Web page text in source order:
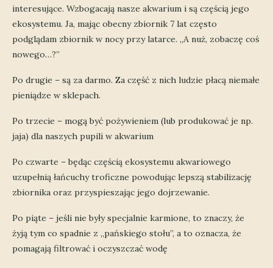
interesujące. Wzbogacają nasze akwarium i są częścią jego
ekosystemu. Ja, mając obecny zbiornik 7 lat często
podglądam zbiornik w nocy przy latarce. „A nuż, zobaczę coś
nowego…?”
Po drugie – są za darmo. Za część z nich ludzie płacą niemałe
pieniądze w sklepach.
Po trzecie – mogą być pożywieniem (lub produkować je np.
jaja) dla naszych pupili w akwarium
Po czwarte – będąc częścią ekosystemu akwariowego
uzupełnią łańcuchy troficzne powodując lepszą stabilizację
zbiornika oraz przyspieszając jego dojrzewanie.
Po piąte – jeśli nie były specjalnie karmione, to znaczy, że
żyją tym co spadnie z „pańskiego stołu”, a to oznacza, że
pomagają filtrować i oczyszczać wodę